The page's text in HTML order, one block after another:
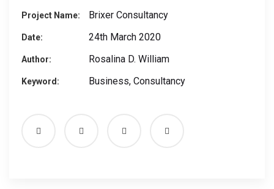
Project Name: Brixer Consultancy
Date: 24th March 2020
Author: Rosalina D. William
Keyword: Business, Consultancy